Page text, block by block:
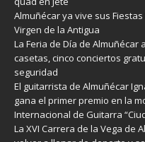
Almuñécar ya vive sus
Virgen de la Antigua
La Feria de Día de Almuñécar
casetas, cinco conciertos
seguridad
El guitarrista de Almuñécar
gana el primer premio en la
Internacional de Guitarra
La XVI Carrera de la Vega de